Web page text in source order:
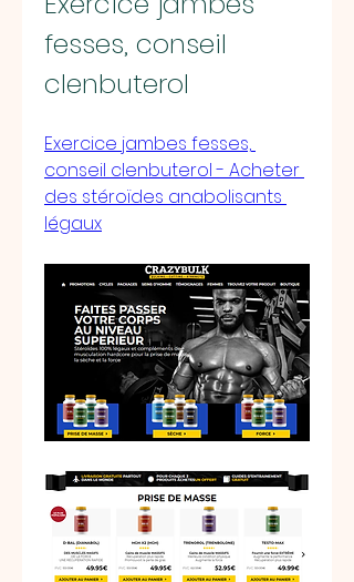
fesses, conseil
clenbuterol
Exercice jambes fesses,
conseil clenbuterol - Acheter
des stéroïdes anabolisants
légaux